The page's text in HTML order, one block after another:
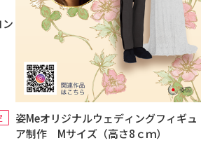
姿Meオリジナルウェディングフィギュ
ア制作 Mサイズ（高さ8ｃｍ）